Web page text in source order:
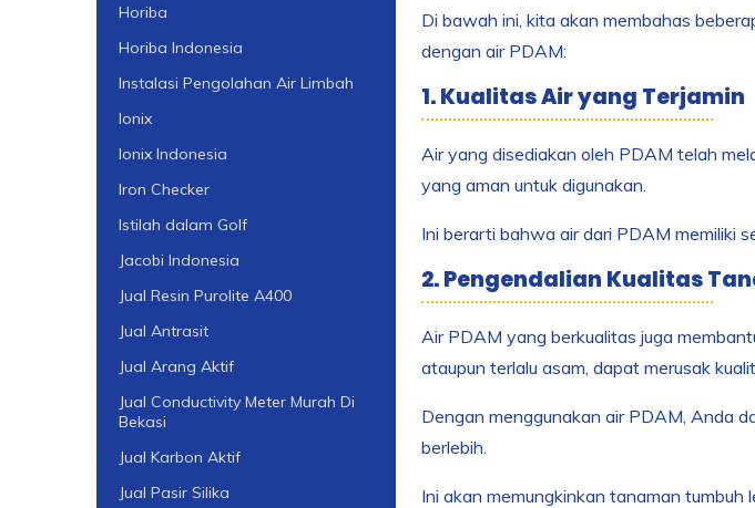
Di bawah ini, kita akan membahas
dengan air PDAM:
1. Kualitas Air yang Terjamin
Air yang disediakan oleh PDAM telah
yang aman untuk digunakan.
Ini berarti bahwa air dari PDAM memiliki
2. Pengendalian Kualitas
Air PDAM yang berkualitas juga
ataupun terlalu asam, dapat merusak
Dengan menggunakan air PDAM, Anda
berlebih.
Ini akan memungkinkan tanaman tumbuh
Horiba
Horiba Indonesia
Instalasi Pengolahan Air Limbah
Ionix
Ionix Indonesia
Iron Checker
Istilah dalam Golf
Jacobi Indonesia
Jual Resin Purolite A400
Jual Antrasit
Jual Arang Aktif
Jual Conductivity Meter Murah Di
Bekasi
Jual Karbon Aktif
Jual Pasir Silika